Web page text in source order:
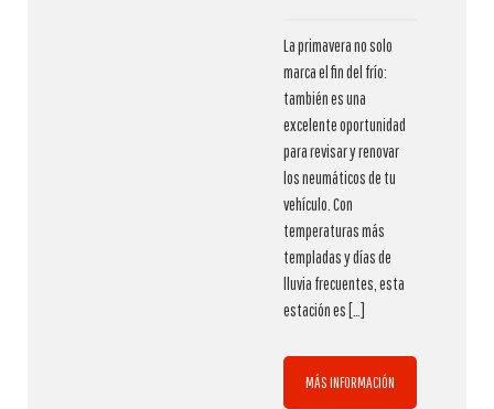
La primavera no solo
marca el fin del frío:
también es una
excelente oportunidad
para revisar y renovar
los neumáticos de tu
vehículo. Con
temperaturas más
templadas y días de
lluvia frecuentes, esta
estación es […]
MÁS INFORMACIÓN